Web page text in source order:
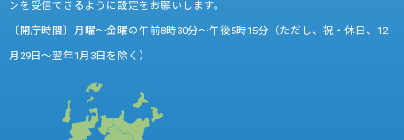
ンを受信できるように設定をお願いします。
〔開庁時間〕月曜～金曜の午前8時30分～午後5時15分（ただし、祝・休日、12
月29日～翌年1月3日を除く）